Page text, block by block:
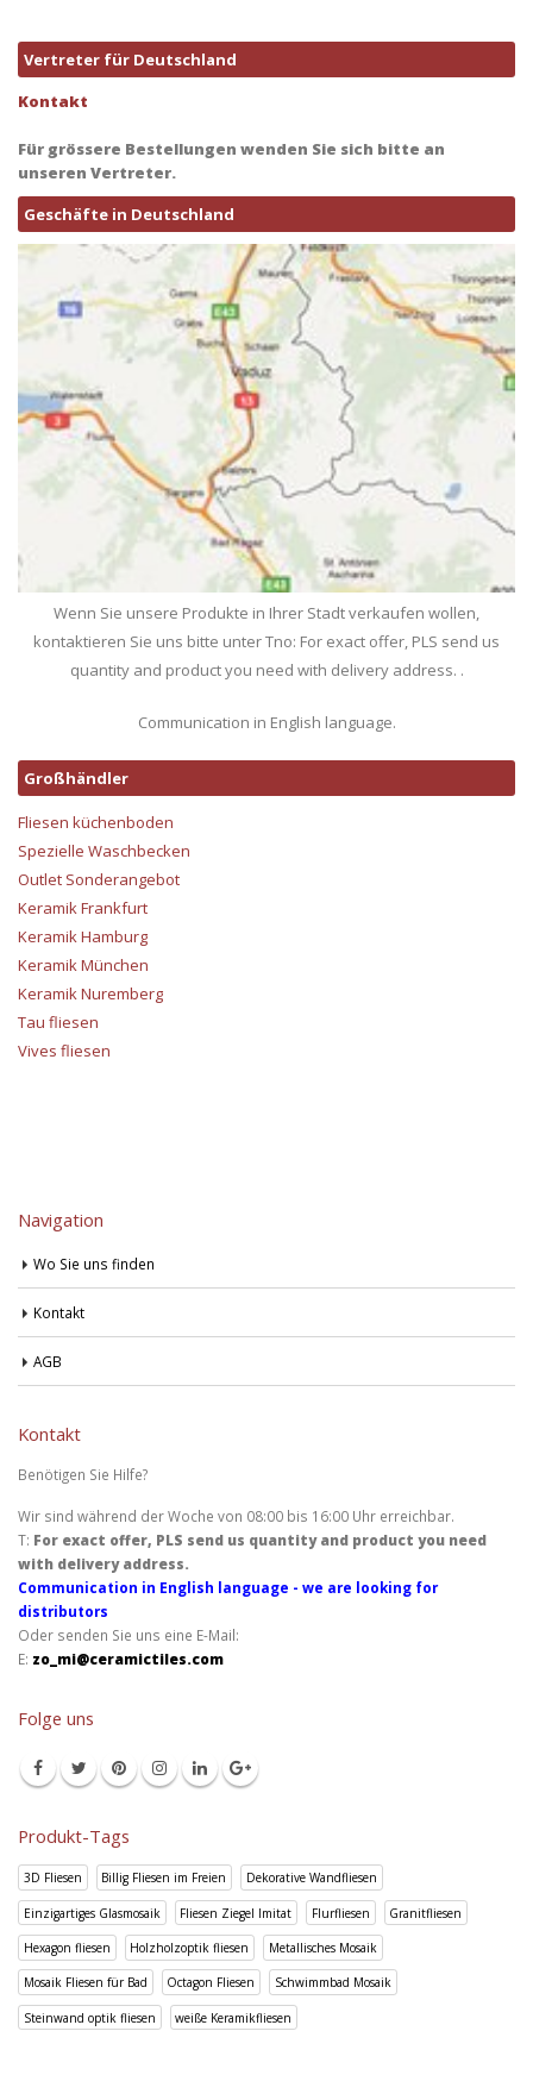
Vertreter für Deutschland
Kontakt
Für grössere Bestellungen wenden Sie sich bitte an
unseren Vertreter.
Geschäfte in Deutschland
Wenn Sie unsere Produkte in Ihrer Stadt verkaufen wollen,
kontaktieren Sie uns bitte unter Tno: For exact offer, PLS send us
quantity and product you need with delivery address. .
Communication in English language.
Großhändler
Fliesen küchenboden
Spezielle Waschbecken
Outlet Sonderangebot
Keramik Frankfurt
Keramik Hamburg
Keramik München
Keramik Nuremberg
Tau fliesen
Vives fliesen
Navigation
Wo Sie uns finden
Kontakt
AGB
Kontakt
Benötigen Sie Hilfe?
Wir sind während der Woche von 08:00 bis 16:00 Uhr erreichbar.
T: For exact offer, PLS send us quantity and product you need
with delivery address.
Communication in English language - we are looking for
distributors
Oder senden Sie uns eine E-Mail:
E: zo_mi@ceramictiles.com
Folge uns
Produkt-Tags
3D Fliesen Billig Fliesen im Freien Dekorative Wandfliesen
Einzigartiges Glasmosaik Fliesen Ziegel Imitat Flurfliesen Granitfliesen
Hexagon fliesen Holzholzoptik fliesen Metallisches Mosaik
Mosaik Fliesen für Bad Octagon Fliesen Schwimmbad Mosaik
Steinwand optik fliesen weiße Keramikfliesen